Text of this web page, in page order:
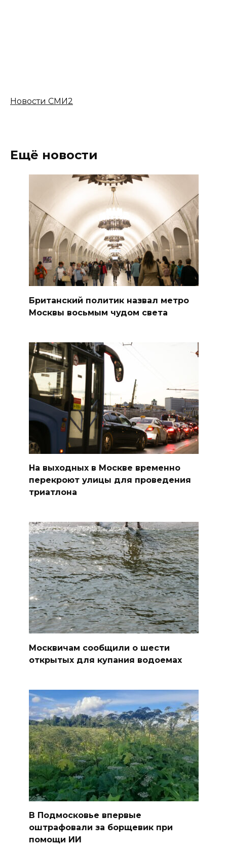
Новости СМИ2
Ещё новости
Британский политик назвал метро
Москвы восьмым чудом света
На выходных в Москве временно
перекроют улицы для проведения
триатлона
Москвичам сообщили о шести
открытых для купания водоемах
В Подмосковье впервые
оштрафовали за борщевик при
помощи ИИ